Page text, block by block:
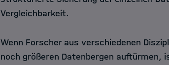
Vergleichbarkeit.
Wenn Forscher aus verschiedenen
noch größeren Datenbergen